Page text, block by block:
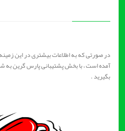
در صورتی که به اطلاعات بیشتری در این زمینه
آمده است ، با بخش پشتیبانی پارس گرین به
بگیرید .